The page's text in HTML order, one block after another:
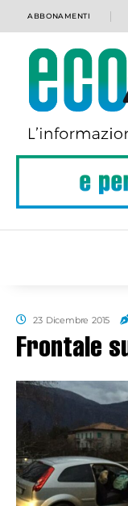
ABBONAMENTI
23 Dicembre 2015
Frontale